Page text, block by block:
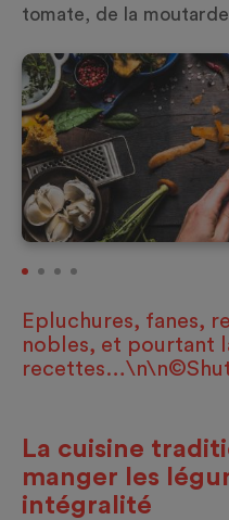
tomate, de la
Epluchures, fanes,
nobles, et pourtant
La cuisine
manger les
intégralité